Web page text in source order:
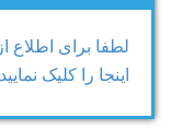
لطفا برای اطلاع
اینجا را کلیک